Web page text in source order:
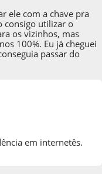
ele com a chave pra
consigo utilizar o
os vizinhos, mas
100%. Eu já cheguei
passar do
em internetês.